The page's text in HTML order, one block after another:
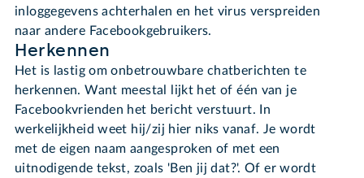
inloggegevens achterhalen en het virus verspreiden
naar andere Facebookgebruikers.
Herkennen
Het is lastig om onbetrouwbare chatberichten te
herkennen. Want meestal lijkt het of één van je
Facebookvrienden het bericht verstuurt. In
werkelijkheid weet hij/zij hier niks vanaf. Je wordt
met de eigen naam aangesproken of met een
uitnodigende tekst, zoals 'Ben jij dat?'. Of er wordt